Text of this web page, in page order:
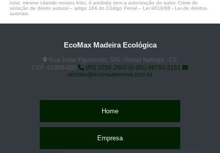
total, mesmo citando nossos links, é proibida sem a autorização do autor. Crime de
violação de direito autoral – artigo 184 do Código Penal – Lei 9610/98 - Lei de direitos
autorais
EcoMax Madeira Ecológica
Rua Jorge Figueiredo, S/N - Ancuri Itaitinga - CE
CEP: 61880-000
(85) 3250-2500
(85) 98793-2151
vendas@ecomaxrenova.com.br
Home
Empresa